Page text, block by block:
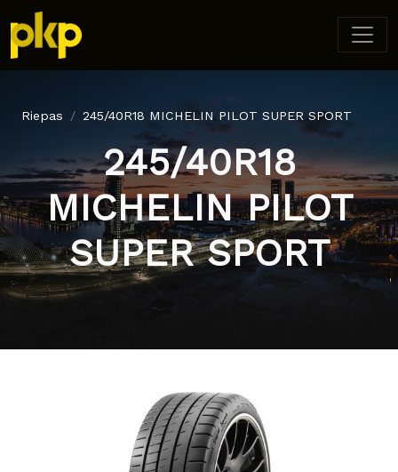
Riepas 245/40R18 MICHELIN PILOT SUPER SPORT
245/40R18
MICHELIN PILOT
SUPER SPORT